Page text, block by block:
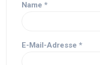
Name *
E-Mail-Adresse *